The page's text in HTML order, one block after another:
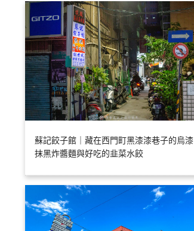
蘇記餃子館｜藏在西門町黑漆漆巷子的烏漆
抹黑炸醬麵與好吃的韭菜水餃